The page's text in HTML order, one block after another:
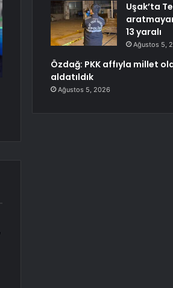
Uşak’ta
13 yaralı
Ağustos 5,
Özdağ: PKK affıyla millet
aldatıldık
Ağustos 5, 2026